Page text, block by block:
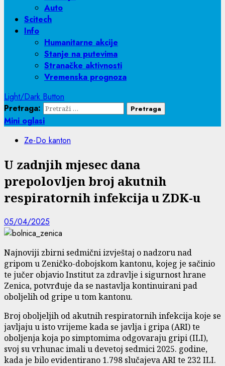
Auto
Scitech
Info
Humanitarne akcije
Stanje na putevima
Stranačke aktivnosti
Vremenska prognoza
Light/Dark Button
Pretraga:
Mini oglasi
Ze-Do kanton
U zadnjih mjesec dana
prepolovljen broj akutnih
respiratornih infekcija u ZDK-u
05/04/2025
Najnoviji zbirni sedmični izvještaj o nadzoru nad
gripom u Zeničko-dobojskom kantonu, kojeg je sačinio
te jučer objavio Institut za zdravlje i sigurnost hrane
Zenica, potvrđuje da se nastavlja kontinuirani pad
oboljelih od gripe u tom kantonu.
Broj oboljeljih od akutnih respiratornih infekcija koje se
javljaju u isto vrijeme kada se javlja i gripa (ARI) te
oboljenja koja po simptomima odgovaraju gripi (ILI),
svoj su vrhunac imali u devetoj sedmici 2025. godine,
kada je bilo evidentirano 1.798 slučajeva ARI te 232 ILI.